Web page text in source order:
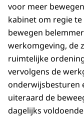
voor meer
kabinet om regie
bewegen
werkomgeving, de
ruimtelijke
vervolgens de
onderwijsbesturen
uiteraard de
dagelijks